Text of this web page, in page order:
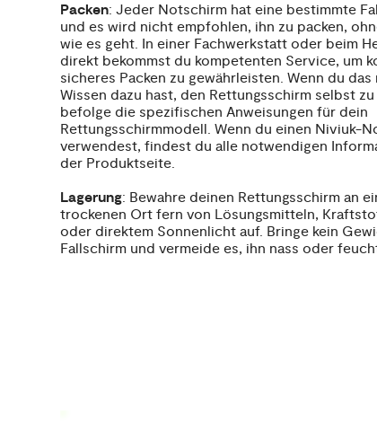
Packen: Jeder Notschirm hat eine bestimmte
und es wird nicht empfohlen, ihn zu packen,
wie es geht. In einer Fachwerkstatt oder beim
direkt bekommst du kompetenten Service, um
sicheres Packen zu gewährleisten. Wenn du
Wissen dazu hast, den Rettungsschirm selbst zu
befolge die spezifischen Anweisungen für dein
Rettungsschirmmodell. Wenn du einen Niviuk-
verwendest, findest du alle notwendigen
der Produktseite.
Lagerung: Bewahre deinen Rettungsschirm an
trockenen Ort fern von Lösungsmitteln,
oder direktem Sonnenlicht auf. Bringe kein
Fallschirm und vermeide es, ihn nass oder